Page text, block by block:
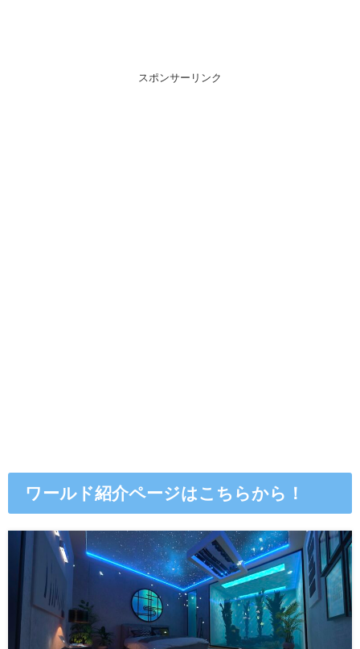
スポンサーリンク
ワールド紹介ページはこちらから！